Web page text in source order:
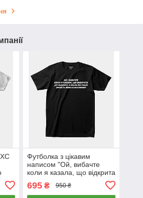
ХС
Футболка з цікавим
написом "Ой, вибачте
коли я казала, що відкрита
увазі..."
695₴ 950 ₴